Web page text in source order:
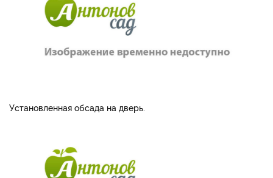
Установленная обсада на дверь.